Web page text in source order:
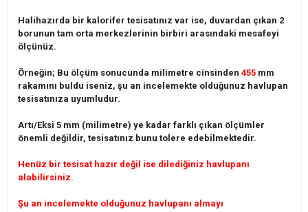
Halihazırda bir kalorifer tesisatınız var ise, duvardan çıkan 2
borunun tam orta merkezlerinin birbiri arasındaki mesafeyi
ölçünüz.
Örneğin; Bu ölçüm sonucunda milimetre cinsinden 455 mm
rakamını buldu iseniz, şu an incelemekte olduğunuz havlupan
tesisatınıza uyumludur.
Artı/Eksi 5 mm (milimetre) ye kadar farklı çıkan ölçümler
önemli değildir, tesisatınız bunu tolere edebilmektedir.
Henüz bir tesisat hazır değil ise dilediğiniz havlupanı
alabilirsiniz.
Şu an incelemekte olduğunuz havlupanı almayı